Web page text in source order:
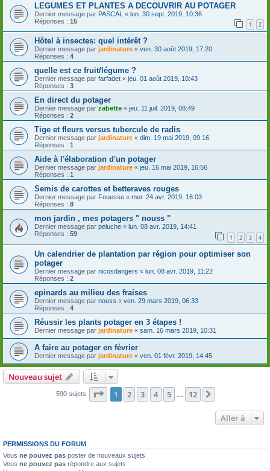
LEGUMES ET PLANTES A DECOUVRIR AU POTAGER
Dernier message par PASCAL « lun. 30 sept. 2019, 10:36
Réponses : 15 1 2
Hôtel à insectes: quel intérêt ?
Dernier message par jardinature « ven. 30 août 2019, 17:20
Réponses : 4
quelle est ce fruit/légume ?
Dernier message par farfadet « jeu. 01 août 2019, 10:43
Réponses : 3
En direct du potager
Dernier message par zabette « jeu. 11 juil. 2019, 08:49
Réponses : 2
Tige et fleurs versus tubercule de radis
Dernier message par jardinature « dim. 19 mai 2019, 09:16
Réponses : 1
Aide à l'élaboration d'un potager
Dernier message par jardinature « jeu. 16 mai 2019, 16:56
Réponses : 1
Semis de carottes et betteraves rouges
Dernier message par Fouesse « mer. 24 avr. 2019, 16:03
Réponses : 8
mon jardin , mes potagers " nouss "
Dernier message par peluche « lun. 08 avr. 2019, 14:41
Réponses : 59 1 2 3 4
Un calendrier de plantation par région pour optimiser son
potager
Dernier message par nicosdangers « lun. 08 avr. 2019, 11:22
Réponses : 2
epinards au milieu des fraises
Dernier message par nouss « ven. 29 mars 2019, 06:33
Réponses : 4
Réussir les plants potager en 3 étapes !
Dernier message par jardinature « sam. 16 mars 2019, 10:31
A faire au potager en février
Dernier message par jardinature « ven. 01 févr. 2019, 14:45
Nouveau sujet
590 sujets Page 1sur12
1 2 3 4 5 12
Aller à
PERMISSIONS DU FORUM
Vous ne pouvez pas poster de nouveaux sujets
Vous ne pouvez pas répondre aux sujets